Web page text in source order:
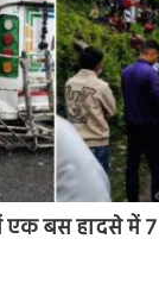
बस हादसे में 7